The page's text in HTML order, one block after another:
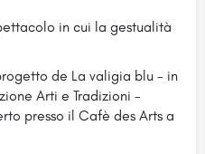
in cui la gestualità
de La valigia blu - in
Arti e Tradizioni -
presso il Cafè des Arts a